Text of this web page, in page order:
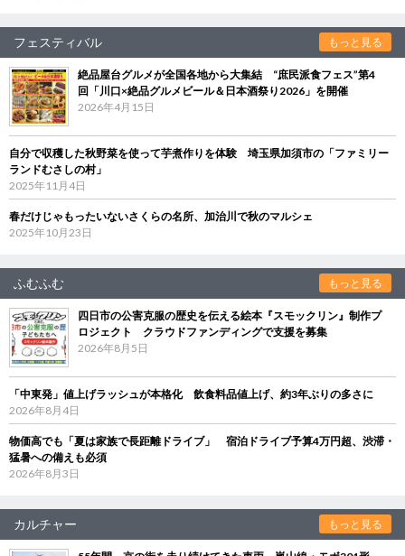
フェスティバル もっと見る
絶品屋台グルメが全国各地から大集結 “庶民派食フェス”第4
回「川口×絶品グルメビール＆日本酒祭り2026」を開催
2026年4月15日
自分で収穫した秋野菜を使って芋煮作りを体験 埼玉県加須市の「ファミリー
ランドむさしの村」
2025年11月4日
春だけじゃもったいないさくらの名所、加治川で秋のマルシェ
2025年10月23日
ふむふむ もっと見る
四日市の公害克服の歴史を伝える絵本『スモックリン』制作プ
ロジェクト クラウドファンディングで支援を募集
2026年8月5日
「中東発」値上げラッシュが本格化 飲食料品値上げ、約3年ぶりの多さに
2026年8月4日
物価高でも「夏は家族で長距離ドライブ」 宿泊ドライブ予算4万円超、渋滞・
猛暑への備えも必須
2026年8月3日
カルチャー もっと見る